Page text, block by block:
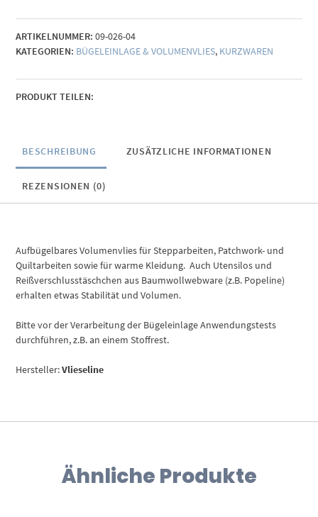
Menge
ARTIKELNUMMER: 09-026-04
KATEGORIEN: BÜGELEINLAGE & VOLUMENVLIES, KURZWAREN
PRODUKT TEILEN:
BESCHREIBUNG ZUSÄTZLICHE INFORMATIONEN
REZENSIONEN (0)
Aufbügelbares Volumenvlies für Stepparbeiten, Patchwork- und
Quiltarbeiten sowie für warme Kleidung. Auch Utensilos und
Reißverschlusstäschchen aus Baumwollwebware (z.B. Popeline)
erhalten etwas Stabilität und Volumen.
Bitte vor der Verarbeitung der Bügeleinlage Anwendungstests
durchführen, z.B. an einem Stoffrest.
Hersteller:Vlieseline
Ähnliche Produkte